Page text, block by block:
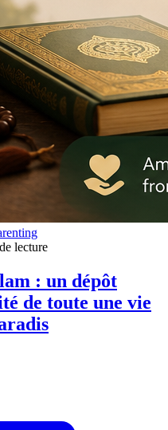
lecture
: un dépôt
de toute une vie